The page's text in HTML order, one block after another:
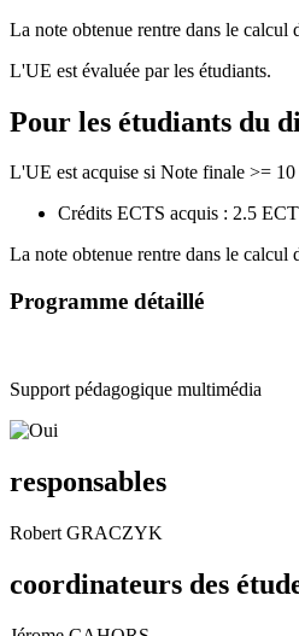
La note obtenue rentre dans le calcul
L'UE est évaluée par les étudiants.
Pour les étudiants du
L'UE est acquise si Note finale >= 10
Crédits ECTS acquis : 2.5
La note obtenue rentre dans le calcul
Programme détaillé
Support pédagogique multimédia
responsables
Robert GRACZYK
coordinateurs des